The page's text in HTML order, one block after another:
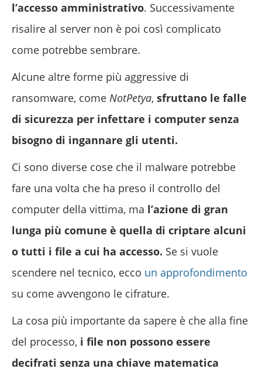
l’accesso amministrativo. Successivamente
risalire al server non è poi così complicato
come potrebbe sembrare.
Alcune altre forme più aggressive di
ransomware, come NotPetya, sfruttano le falle
di sicurezza per infettare i computer senza
bisogno di ingannare gli utenti.
Ci sono diverse cose che il malware potrebbe
fare una volta che ha preso il controllo del
computer della vittima, ma l’azione di gran
lunga più comune è quella di criptare alcuni
o tutti i file a cui ha accesso. Se si vuole
scendere nel tecnico, ecco un approfondimento
su come avvengono le cifrature.
La cosa più importante da sapere è che alla fine
del processo, i file non possono essere
decifrati senza una chiave matematica